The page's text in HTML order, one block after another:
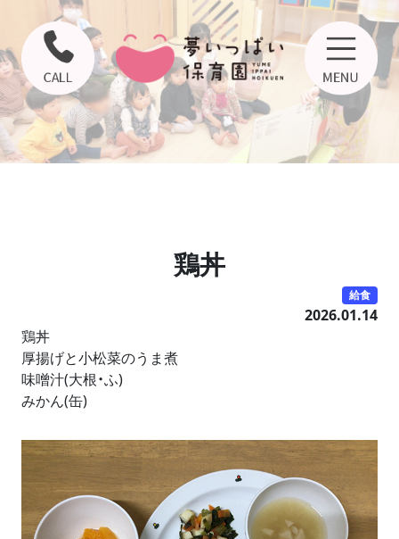
鶏丼
給食
2026.01.14
鶏丼
厚揚げと小松菜のうま煮
味噌汁(大根・ふ)
みかん(缶)